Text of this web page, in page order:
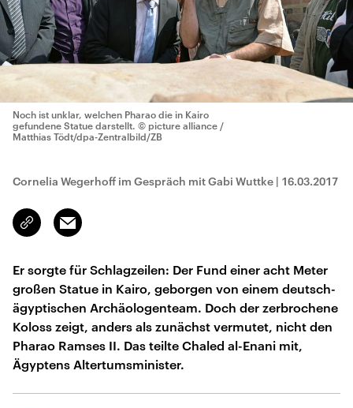
Noch ist unklar, welchen Pharao die in Kairo
gefundene Statue darstellt. © picture alliance /
Matthias Tödt/dpa-Zentralbild/ZB
Cornelia Wegerhoff im Gespräch mit Gabi Wuttke | 16.03.2017
Link
kopieren/teilen
Email
Er sorgte für Schlagzeilen: Der Fund einer acht Meter
großen Statue in Kairo, geborgen von einem deutsch-
ägyptischen Archäologenteam. Doch der zerbrochene
Koloss zeigt, anders als zunächst vermutet, nicht den
Pharao Ramses II. Das teilte Chaled al-Enani mit,
Ägyptens Altertumsminister.